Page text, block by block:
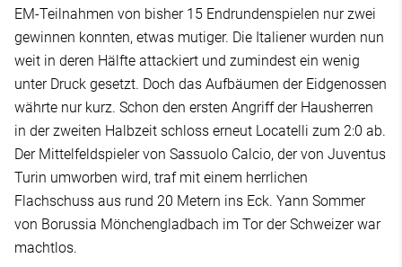
EM-Teilnahmen von bisher 15 Endrundenspielen nur zwei
gewinnen konnten, etwas mutiger. Die Italiener wurden nun
weit in deren Hälfte attackiert und zumindest ein wenig
unter Druck gesetzt. Doch das Aufbäumen der Eidgenossen
währte nur kurz. Schon den ersten Angriff der Hausherren
in der zweiten Halbzeit schloss erneut Locatelli zum 2:0 ab.
Der Mittelfeldspieler von Sassuolo Calcio, der von Juventus
Turin umworben wird, traf mit einem herrlichen
Flachschuss aus rund 20 Metern ins Eck. Yann Sommer
von Borussia Mönchengladbach im Tor der Schweizer war
machtlos.